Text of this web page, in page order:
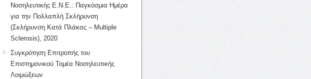
Νοσηλευτικής Ε.Ν.Ε.: Παγκόσμια Ημέρα
για την Πολλαπλή Σκλήρυνση
(Σκλήρυνση Κατά Πλάκας – Multiple
Sclerosis), 2020
Συγκρότηση Επιτροπής του
Επιστημονικού Τομέα Νοσηλευτικής
Λοιμώξεων